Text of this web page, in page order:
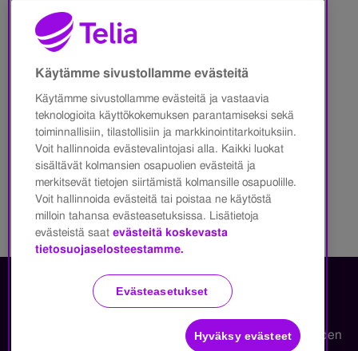
* Sähköposti
Olen lukenut
Telian tietosuojalausunnon.
Tilaa Telian uutiskirje ja
Applen uutuusinfot
Copyright Telia Company 2026
Käyttöehdot
Evästeiden
Käytämme sivustollamme evästeitä
Käytämme sivustollamme evästeitä ja vastaavia
teknologioita käyttökokemuksen parantamiseksi sekä
toiminnallisiin, tilastollisiin ja markkinointitarkoituksiin.
Voit hallinnoida evästevalintojasi alla. Kaikki luokat
sisältävät kolmansien osapuolien evästeitä ja
merkitsevät tietojen siirtämistä kolmansille osapuolille.
Voit hallinnoida evästeitä tai poistaa ne käytöstä
milloin tahansa evästeasetuksissa. Lisätietoja
evästeistä saat evästeitä koskevasta
tietosuojaselosteestamme.
Evästeasetukset
Hyväksy evästeet